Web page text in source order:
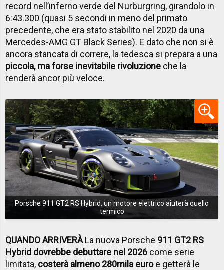
record nell’inferno verde del Nurburgring, girandolo in
6:43.300 (quasi 5 secondi in meno del primato
precedente, che era stato stabilito nel 2020 da una
Mercedes-AMG GT Black Series). E dato che non si è
ancora stancata di correre, la tedesca si prepara a una
piccola, ma forse inevitabile rivoluzione che la
renderà ancor più veloce.
Porsche 911 GT2 RS Hybrid, un motore elettrico aiuterà quello
termico
QUANDO ARRIVERÀLa nuova Porsche 911 GT2 RS
Hybrid dovrebbe debuttare nel 2026 come serie
limitata, costerà almeno 280mila euroe getterà le